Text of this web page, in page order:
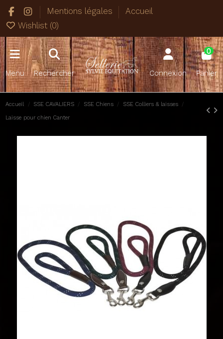
Mentions légales
Accueil
Wishlist (0)
Menu Rechercher Connexion
0
Panier
Accueil SSE CAVALIERS SSE Chiens SSE Colliers & laisses
Laisse pour chien Canter